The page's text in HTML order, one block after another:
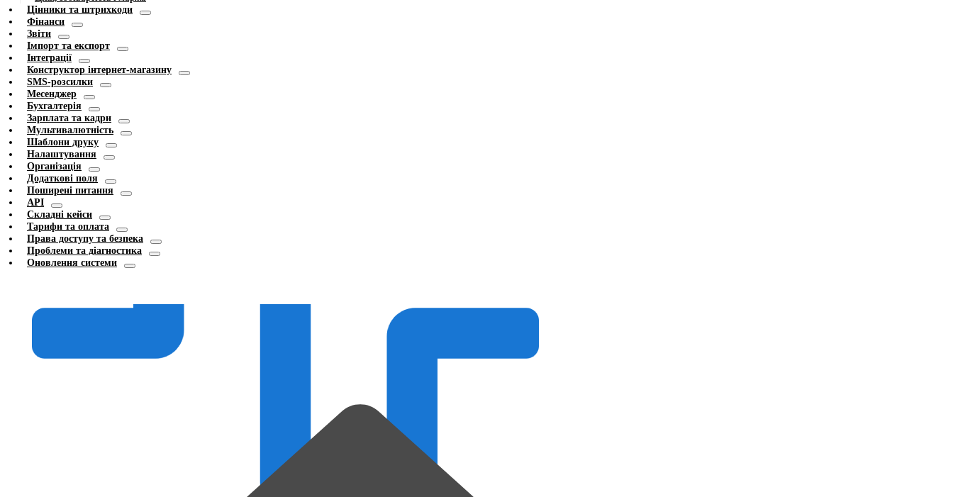
Цінники та штрихкоди
Фінанси
Звіти
Імпорт та експорт
Інтеграції
Конструктор інтернет-магазину
SMS-розсилки
Месенджер
Бухгалтерія
Зарплата та кадри
Мультивалютність
Шаблони друку
Налаштування
Організація
Додаткові поля
Поширені питання
API
Складні кейси
Тарифи та оплата
Права доступу та безпека
Проблеми та діагностика
Оновлення системи